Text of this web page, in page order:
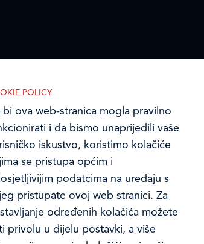
POLICY
bi ova web-stranica mogla pravilno
i da bismo unaprijedili vaše
iskustvo, koristimo kolačiće
se pristupa općim i
podatcima na uređaju s
pristupate ovoj web stranici. Za
određenih kolačića možete
privolu u dijelu postavki, a više
KOLAČIĆE NA STRANICI
ili onemogućite web-